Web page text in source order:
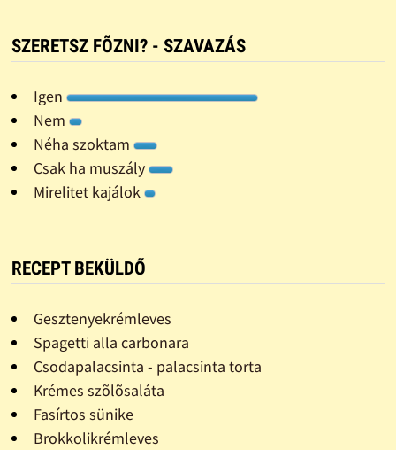
SZERETSZ FÕZNI? - SZAVAZÁS
Igen
Nem
Néha szoktam
Csak ha muszály
Mirelitet kajálok
RECEPT BEKÜLDŐ
Gesztenyekrémleves
Spagetti alla carbonara
Csodapalacsinta - palacsinta torta
Krémes szõlõsaláta
Fasírtos sünike
Brokkolikrémleves